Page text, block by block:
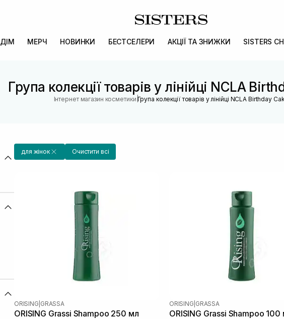
ДІМ МЕРЧ НОВИНКИ БЕСТСЕЛЕРИ АКЦІЇ ТА ЗНИЖКИ SISTERS
Група колекції товарів у лінійці NCLA
Інтернет магазин косметики |Група колекції товарів у лінійці NCLA Birthday
для жінок Очистити всі
ORISING GRASSA
ORISING Grassi Shampoo 250 мл
ORISING GRASSA
ORISING Grassi Shampoo 100